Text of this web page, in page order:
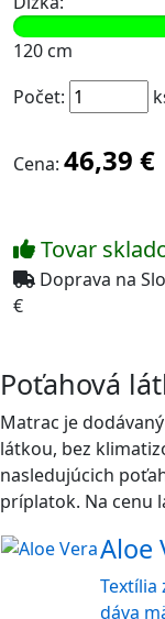
120 cm
Počet:
Cena: 46,39 €
Tovar
Doprava na
€
Poťahová
Matrac je
látkou, bez
nasledujúcich
príplatok. Na cenu
Aloe
Textília
dáva